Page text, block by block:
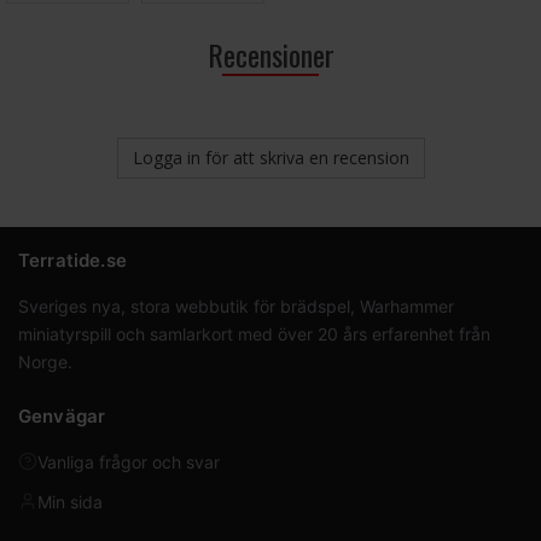
Recensioner
Logga in för att skriva en recension
Terratide.se
Sveriges nya, stora webbutik för brädspel, Warhammer
miniatyrspill och samlarkort med över 20 års erfarenhet från
Norge.
Genvägar
Vanliga frågor och svar
Min sida